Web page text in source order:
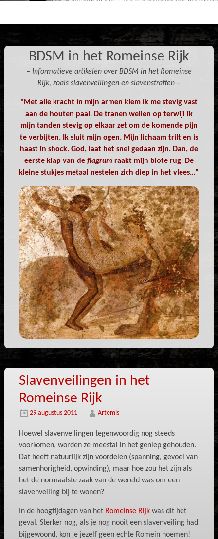
BDSM in het Romeinse Rijk
– Informatieve artikelen over BDSM in het Romeinse
Rijk, zoals slavenveilingen en slavenstraffen –
“Met alle kracht in mijn armen klem ik me stevig vast
aan de houten paal. De tranen wellen op terwijl ik
mijn tanden stevig op elkaar zet om de komende pijn
te verbijten. Ik sluit mijn ogen. Mijn lichaam trilt en is
haast in shock. God, laat het snel gedaan zijn. Dan, de
eerste klap van de flagrum raakt mijn blote rug. De
kleine stukjes metaal nestelen zich diep in het vlees…”
Slavenveilingen in het
Romeinse Rijk
29 augustus 2011 Artemis
Hoewel slavenveilingen tegenwoordig nog steeds
voorkomen, worden ze meestal in het geniep gehouden.
Dat heeft natuurlijk zijn voordelen (spanning, gevoel van
samenhorigheid, opwinding), maar hoe zou het zijn als
het de normaalste zaak van de wereld was om een
slavenveiling bij te wonen?
In de hoogtijdagen van het Romeinse Rijkwas dit het
geval. Sterker nog, als je nog nooit een slavenveiling had
bijgewoond, kon je jezelf geen echte Romein noemen!